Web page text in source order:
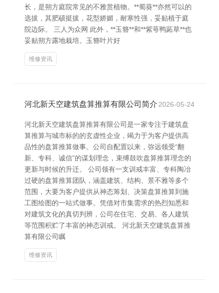
长，是朔方庭院常见的不雅赏植物。**蜀葵**亦然可以的
选拔，其肥硕挺拔，花型娇媚，耐寒性强，妥贴植于庭
院边际。 三人为众网 此外，**玉簪**和**紫萼鸭跖草**也
妥贴朔方露地栽培。玉簪叶片好
维修资讯
河北新天空建筑盘算推算有限公司简介 2026-05-24
河北新天空建筑盘算推算有限公司是一家专注于建筑盘
算推算与城市标的的玄虚性企业，竭力于为客户提供高
品性的盘算推算做事。公司自配置以来，弥远领受“翻
新、专科、诚信”的谋划理念，束缚鼓吹盘算推算理念的
更新与时候的升迁。 公司领有一支训戒丰富、专科陶冶
过硬的盘算推算团队，涵盖建筑、结构、景不雅等多个
范围，大要为客户提供从神态筹划、决策盘算推算到施
工图绘图的一站式做事。凭借对市集需求的热烈知悉和
对建筑文化的真切判辨，公司在住宅、交易、各人建筑
等范围积贮了丰富的神态训戒。 河北新天空建筑盘算推
算有限公司瞩
维修资讯